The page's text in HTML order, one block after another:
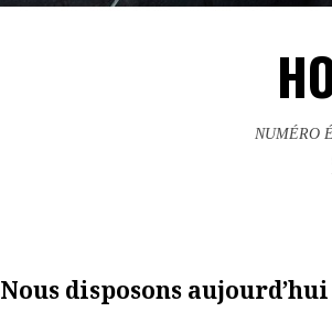
NUMÉRO
Nous disposons